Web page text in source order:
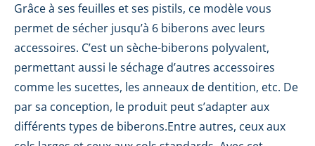
Grâce à ses feuilles et ses pistils, ce modèle vous
permet de sécher jusqu’à 6 biberons avec leurs
accessoires. C’est un sèche-biberons polyvalent,
permettant aussi le séchage d’autres accessoires
comme les sucettes, les anneaux de dentition, etc. De
par sa conception, le produit peut s’adapter aux
différents types de biberons.Entre autres, ceux aux